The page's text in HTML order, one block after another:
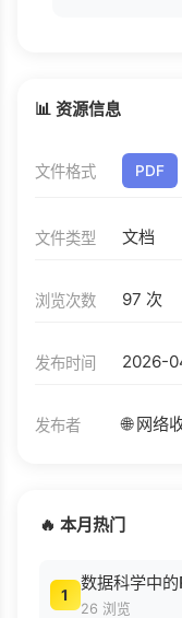
📊 资源信息
文件格式 PDF
文件类型 文档
浏览次数 97 次
发布时间 2026-
发布者 🌐 网络
🔥 本月热门
1
26 浏览